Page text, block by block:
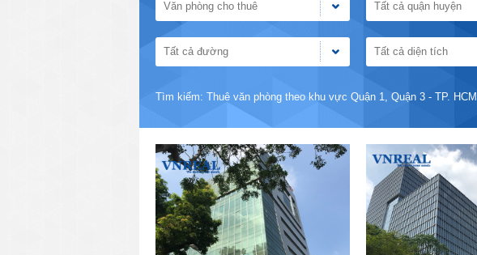
Văn phòng cho thuê Tất cả quận huyện
Tất cả đường Tất cả diện tích
Tìm kiếm: Thuê văn phòng theo khu vực Quận 1, Quận 3 - TP. HCM